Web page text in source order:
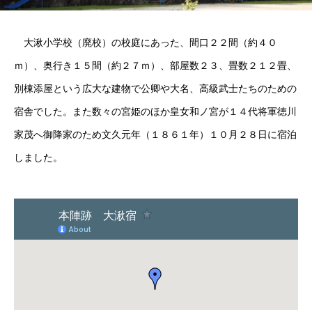
大湫小学校（廃校）の校庭にあった、間口２２間（約４０
ｍ）、奥行き１５間（約２７ｍ）、部屋数２３、畳数２１２畳、
別棟添屋という広大な建物で公卿や大名、高級武士たちのための
宿舎でした。また数々の宮姫のほか皇女和ノ宮が１４代将軍徳川
家茂へ御降家のため文久元年（１８６１年）１０月２８日に宿泊
しました。